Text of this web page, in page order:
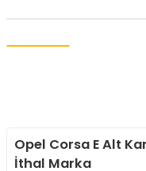
Opel Corsa E Alt
İthal Marka